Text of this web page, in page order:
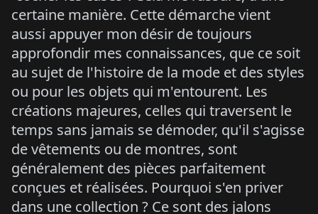
certaine manière. Cette démarche vient
aussi appuyer mon désir de toujours
approfondir mes connaissances, que ce soit
au sujet de l'histoire de la mode et des styles
ou pour les objets qui m'entourent. Les
créations majeures, celles qui traversent le
temps sans jamais se démoder, qu'il s'agisse
de vêtements ou de montres, sont
généralement des pièces parfaitement
conçues et réalisées. Pourquoi s'en priver
dans une collection ? Ce sont des jalons